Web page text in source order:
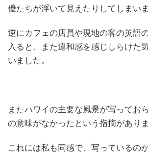
優たちが浮いて見えたりしてしまいま
逆にカフェの店員や現地の客の英語
入ると、また違和感を感じしらけた
いました。
またハワイの主要な風景が写ってお
の意味がなかったという指摘がありま
これには私も同感で、写っているの